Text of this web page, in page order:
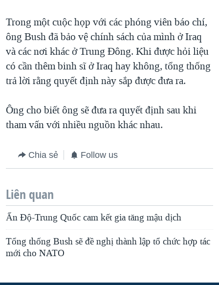
Trong một cuộc họp với các phóng viên báo chí,
ông Bush đã bảo vệ chính sách của mình ở Iraq
và các nơi khác ở Trung Đông. Khi được hỏi liệu
có cần thêm binh sĩ ở Iraq hay không, tổng thống
trả lời rằng quyết định này sắp được đưa ra.
Ông cho biết ông sẽ đưa ra quyết định sau khi
tham vấn với nhiều nguồn khác nhau.
Chia sẻ Follow us
Liên quan
Ấn Độ-Trung Quốc cam kết gia tăng mậu dịch
Tổng thống Bush sẽ đề nghị thành lập tổ chức hợp tác
mới cho NATO